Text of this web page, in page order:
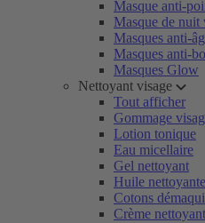
Masque anti-
Masque de nuit
Masques anti-
Masques anti-
Masques Glow
Nettoyant visage
Tout afficher
Gommage
Lotion tonique
Eau micellaire
Gel nettoyant
Huile nettoyante
Cotons
Crème